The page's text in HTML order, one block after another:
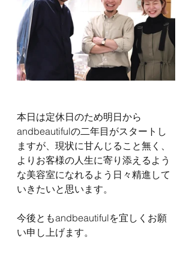
本日は定休日のため明日から
andbeautifulの二年目がスタートし
ますが、現状に甘んじること無く、
よりお客様の人生に寄り添えるよう
な美容室になれるよう日々精進して
いきたいと思います。
今後ともandbeautifulを宜しくお願
い申し上げます。